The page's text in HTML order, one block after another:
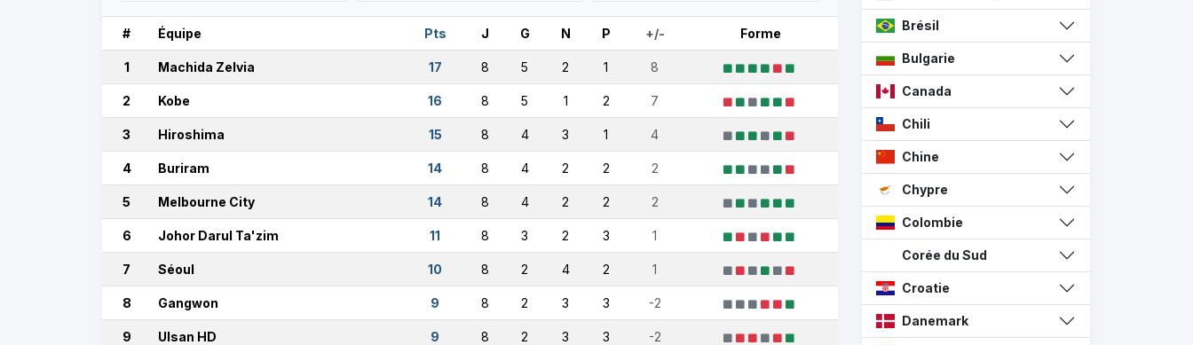
# Équipe Pts J G N P +/- Forme
1 Machida Zelvia 17 8 5 2 1 8
2 Kobe 16 8 5 1 2 7
3 Hiroshima 15 8 4 3 1 4
4 Buriram 14 8 4 2 2 2
5 Melbourne City 14 8 4 2 2 2
6 Johor Darul Ta'zim 11 8 3 2 3 1
7 Séoul 10 8 2 4 2 1
8 Gangwon 9 8 2 3 3 -2
9 Ulsan HD 9 8 2 3 3 -2
Brésil
Bulgarie
Canada
Chili
Chine
Chypre
Colombie
Corée du Sud
Croatie
Danemark